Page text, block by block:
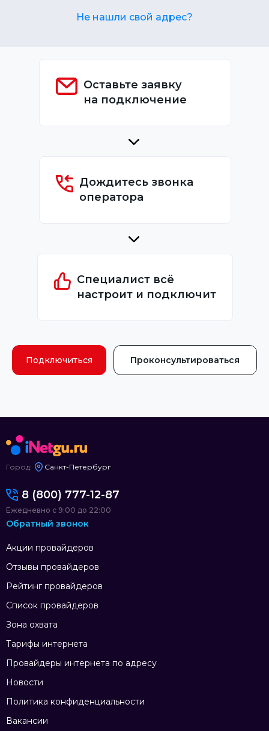
Не нашли свой адрес?
Оставьте заявку
на подключение
Дождитесь звонка
оператора
Специалист всё
настроит и подключит
Подключиться Проконсультироваться
Город: Санкт-Петербург
Акции провайдеров
Отзывы провайдеров
Рейтинг провайдеров
Список провайдеров
Зона охвата
Тарифы интернета
Провайдеры интернета по адресу
Новости
Политика конфиденциальности
Вакансии
8 (800) 777-12-87
Ежедневно с 9:00 до 22:00
Обратный звонок